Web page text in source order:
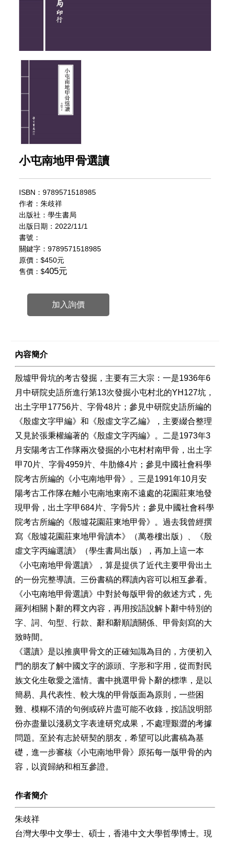
小屯南地甲骨選讀
ISBN：9789571518985
作者：朱歧祥
出版社：學生書局
出版日期：2022/11/1
書號：
關鍵字：9789571518985
原價：$450元
售價：$405元
加入詢價
內容簡介
殷墟甲骨坑的考古發掘，主要有三大宗：一是1936年6
月中研院史語所進行第13次發掘小屯村北的YH127坑，
出土字甲17756片、字骨48片；參見中研院史語所編的
《殷虛文字甲編》和《殷虛文字乙編》，主要綴合整理
又見於張秉權編著的《殷虛文字丙編》。二是1973年3
月安陽考古工作隊兩次發掘的小屯村村南甲骨，出土字
甲70片、字骨4959片、牛肋條4片；參見中國社會科學
院考古所編的《小屯南地甲骨》。三是1991年10月安
陽考古工作隊在離小屯南地東南不遠處的花園莊東地發
現甲骨，出土字甲684片、字骨5片；參見中國社會科學
院考古所編的《殷墟花園莊東地甲骨》。過去我曾經撰
寫《殷墟花園莊東地甲骨讀本》（萬卷樓出版）、《殷
虛文字丙編選讀》（學生書局出版），再加上這一本
《小屯南地甲骨選讀》，算是提供了近代主要甲骨出土
的一份完整導讀。三份書稿的釋讀內容可以相互參看。
《小屯南地甲骨選讀》中對於每版甲骨的敘述方式，先
羅列相關卜辭的釋文內容，再用按語說解卜辭中特別的
字、詞、句型、行款、辭和辭順讀關係、甲骨刻寫的大
致時間。
《選讀》是以推廣甲骨文的正確知識為目的，方便初入
門的朋友了解中國文字的源頭、字形和字用，從而對民
族文化生敬愛之溫情。書中挑選甲骨卜辭的標準，是以
簡易、具代表性、較大塊的甲骨版面為原則，一些困
難、模糊不清的句例或碎片盡可能不收錄，按語說明部
份亦盡量以淺易文字表達研究成果，不處理艱澀的考據
問題。至於有志於研契的朋友，希望可以此書稿為基
礎，進一步審核《小屯南地甲骨》原拓每一版甲骨的內
容，以資歸納和相互參證。
作者簡介
朱歧祥
台灣大學中文學士、碩士，香港中文大學哲學博士。現